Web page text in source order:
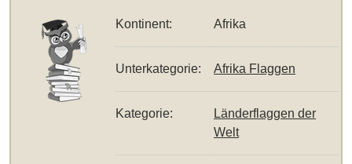
Kontinent: Afrika
Unterkategorie: Afrika Flaggen
Kategorie:
Länderflaggen der
Welt